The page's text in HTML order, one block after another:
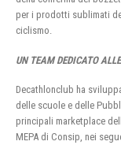
per i prodotti sublimati
ciclismo.
UN TEAM DEDICATO
Decathlonclub ha
delle scuole e delle
principali marketplace
MEPA di Consip, nei